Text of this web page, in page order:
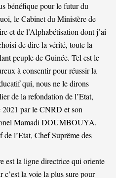
bénéfique pour le futur du
le Cabinet du Ministère de
et de l’Alphabétisation dont j’ai
de dire la vérité, toute la
peuple de Guinée. Tel est le
à consentir pour réussir la
qui, nous ne le dirons
de la refondation de l’Etat,
2021 par le CNRD et son
Mamadi DOUMBOUYA,
l’Etat, Chef Suprême des
est la ligne directrice qui oriente
c’est la voie la plus sure pour